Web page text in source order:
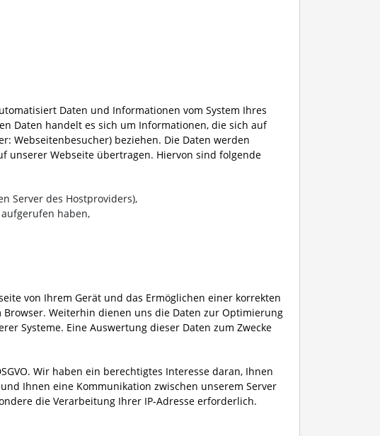
Daten und Informationen vom System Ihres
Daten handelt es sich um Informationen, die sich auf
Webseitenbesucher) beziehen. Die Daten werden
unserer Webseite übertragen. Hiervon sind folgende
Server des Hostproviders),
aufgerufen haben,
von Ihrem Gerät und das Ermöglichen einer korrekten
Weiterhin dienen uns die Daten zur Optimierung
Systeme. Eine Auswertung dieser Daten zum Zwecke
Wir haben ein berechtigtes Interesse daran, Ihnen
Ihnen eine Kommunikation zwischen unserem Server
die Verarbeitung Ihrer IP-Adresse erforderlich.